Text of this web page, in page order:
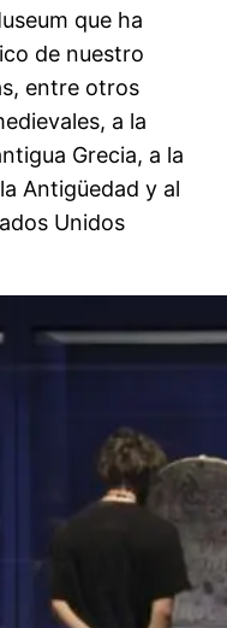
que ha
de nuestro
entre otros
a la
Grecia, a la
Antigüedad y al
Unidos